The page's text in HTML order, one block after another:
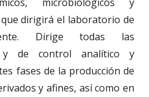
dirigirá el laboratorio de
Dirige todas las
y de control analítico y
fases de la producción de
y afines, así como en